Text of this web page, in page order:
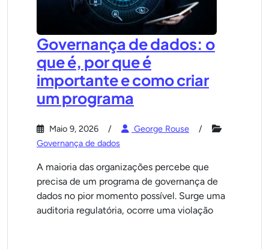
Governança de dados: o
que é, por que é
importante e como criar
um programa
Maio 9, 2026
George Rouse
Governança de dados
A maioria das organizações percebe que
precisa de um programa de governança de
dados no pior momento possível. Surge uma
auditoria regulatória, ocorre uma violação